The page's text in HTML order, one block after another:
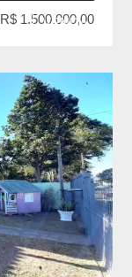
R$ 1.500.000,00
VENDA